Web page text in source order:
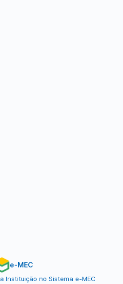
e-MEC
Instituição no Sistema e-MEC